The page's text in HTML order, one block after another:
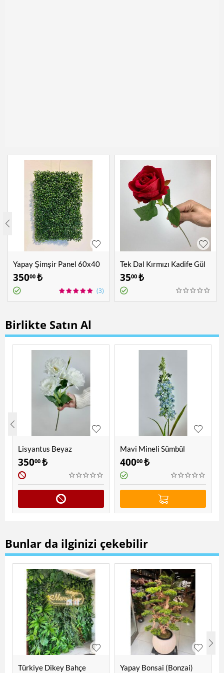
Yapay Şimşir Panel 60x40
cm
35000 ₺
(3)
Tek Dal Kırmızı Kadife Gül
3500 ₺
Birlikte Satın Al
Lisyantus Beyaz
35000 ₺
Mavi Mineli Sümbül
Çiçegi
40000 ₺
Bunlar da ilginizi çekebilir
Türkiye Dikey Bahçe
Yapay Bonsai (Bonzai)